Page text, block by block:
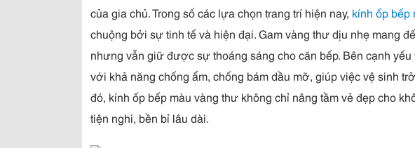
của gia chủ. Trong số các lựa chọn trang trí hiện nay, kính ốp bếp
chuộng bởi sự tinh tế và hiện đại. Gam vàng thư dịu nhẹ mang
nhưng vẫn giữ được sự thoáng sáng cho căn bếp. Bên cạnh
với khả năng chống ẩm, chống bám dầu mỡ, giúp việc vệ sinh
đó, kính ốp bếp màu vàng thư không chỉ nâng tầm vẻ đẹp cho
tiện nghi, bền bỉ lâu dài.